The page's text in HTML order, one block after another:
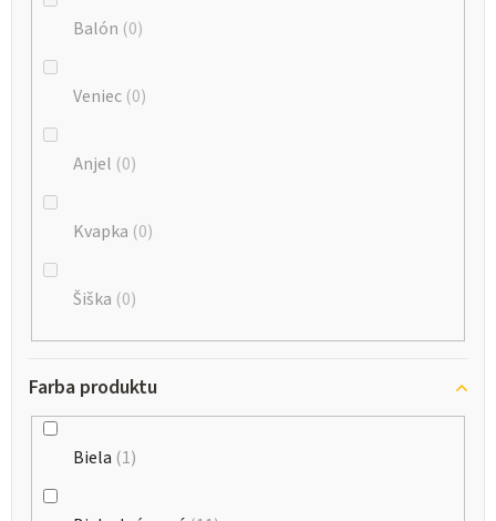
Balón 0
Veniec 0
Anjel 0
Kvapka 0
Šiška 0
Farba produktu
Biela 1